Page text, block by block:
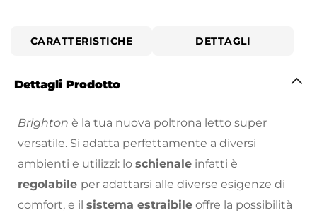
CARATTERISTICHE DETTAGLI
Dettagli Prodotto
Brighton è la tua nuova poltrona letto super
versatile. Si adatta perfettamente a diversi
ambienti e utilizzi: lo schienale infatti è
regolabile per adattarsi alle diverse esigenze di
comfort, e il sistema estraibile offre la possibilità